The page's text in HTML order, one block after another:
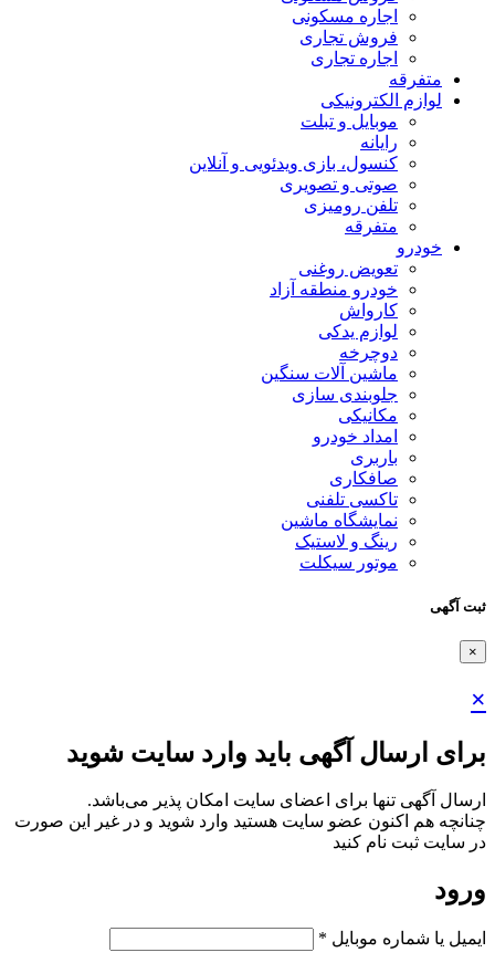
اجاره مسکونی
فروش تجاری
اجاره تجاری
متفرقه
لوازم الکترونیکی
موبایل و تبلت
رایانه
کنسول، بازی‌ ویدئویی و آنلاین
صوتی و تصویری
تلفن رومیزی
متفرقه
خودرو
تعویض روغنی
خودرو منطقه آزاد
کارواش
لوازم یدکی
دوچرخه
ماشین آلات سنگین
جلوبندی سازی
مکانیکی
امداد خودرو
باربری
صافکاری
تاکسی تلفنی
نمایشگاه ماشین
رینگ و لاستیک
موتور سیکلت
ثبت آگهی
×
×
برای ارسال آگهی باید وارد سایت شوید
ارسال آگهی تنها برای اعضای سایت امکان پذیر می‌باشد.
چنانچه هم‌ اکنون عضو سایت هستید وارد شوید و در غیر این صورت
در سایت ثبت نام کنید
ورود
ایمیل یا شماره موبایل *